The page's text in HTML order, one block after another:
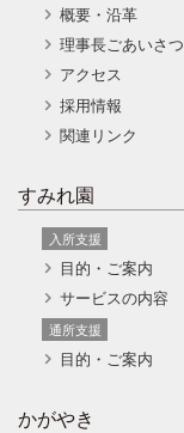
概要・沿革
理事長ごあいさつ
アクセス
採用情報
関連リンク
すみれ園
入所支援
目的・ご案内
サービスの内容
通所支援
目的・ご案内
かがやき